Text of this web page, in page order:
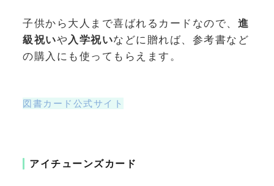
子供から大人まで喜ばれるカードなので、 進
級祝いや 入学祝いなどに贈れば、参考書など
の購入にも使ってもらえます。
図書カード公式サイト
アイチューンズカード